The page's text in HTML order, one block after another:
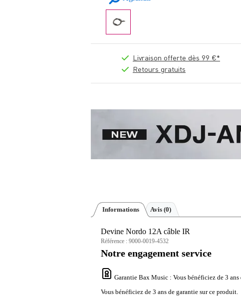
Livraison offerte dès 99 €*
Retours gratuits
Informations Avis (0)
Devine Nordo 12A câble IR
Référence : 9000-0019-4532
Notre engagement service
Garantie Bax Music : Vous bénéficiez de 3
Vous bénéficiez de 3 ans de garantie sur ce produit.